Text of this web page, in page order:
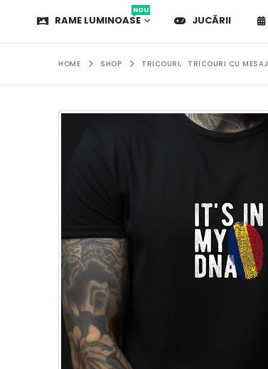
RAME LUMINOASE
NOU
JUCĂRII
HOME SHOP TRICOURI, TRICOURI CU MESAJ